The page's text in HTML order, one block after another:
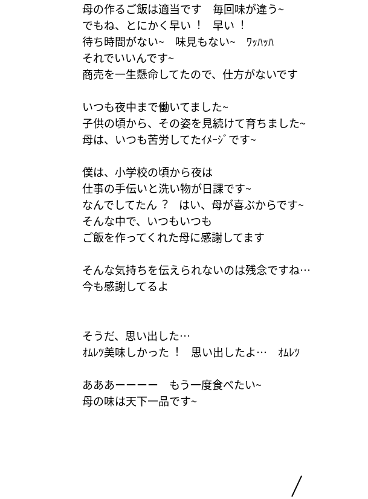
母の作るご飯は適当です 毎回味が違う~
でもね、とにかく早い︕ 早い︕
待ち時間がない~ 味見もない~ ﾜｯﾊｯﾊ
それでいいんです~
商売を一生懸命してたので、仕方がないです
いつも夜中まで働いてました~
子供の頃から、その姿を見続けて育ちました~
母は、いつも苦労してたｲﾒｰｼﾞです~
僕は、小学校の頃から夜は
仕事の手伝いと洗い物が日課です~
なんでしてたん︖ はい、母が喜ぶからです~
そんな中で、いつもいつも
ご飯を作ってくれた母に感謝してます
そんな気持ちを伝えられないのは残念ですね…
今も感謝してるよ
そうだ、思い出した…
ｵﾑﾚﾂ美味しかった︕ 思い出したよ… ｵﾑﾚﾂ
あああーーーー もう一度食べたい~
母の味は天下一品です~